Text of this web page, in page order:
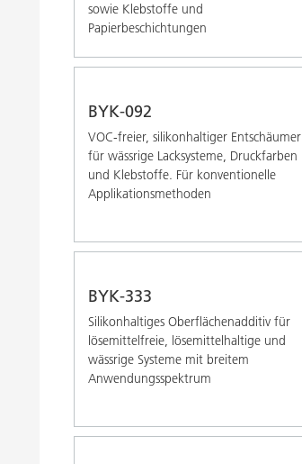
sowie Klebstoffe und
Papierbeschichtungen
BYK-092
VOC-freier, silikonhaltiger Entschäumer
für wässrige Lacksysteme, Druckfarben
und Klebstoffe. Für konventionelle
Applikationsmethoden
BYK-333
Silikonhaltiges Oberflächenadditiv für
lösemittelfreie, lösemittelhaltige und
wässrige Systeme mit breitem
Anwendungsspektrum